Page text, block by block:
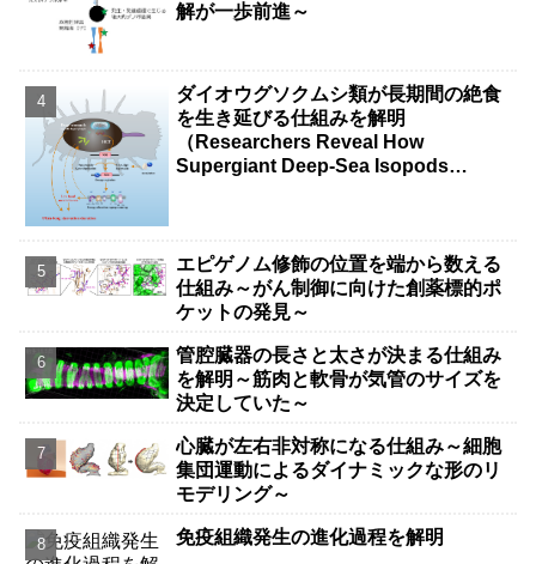
解が一歩前進～
ダイオウグソクムシ類が長期間の絶食
を生き延びる仕組みを解明
（Researchers Reveal How
Supergiant Deep-Sea Isopods
エピゲノム修飾の位置を端から数える
仕組み～がん制御に向けた創薬標的ポ
ケットの発見～
管腔臓器の長さと太さが決まる仕組み
を解明～筋肉と軟骨が気管のサイズを
決定していた～
心臓が左右非対称になる仕組み～細胞
集団運動によるダイナミックな形のリ
モデリング～
免疫組織発生の進化過程を解明